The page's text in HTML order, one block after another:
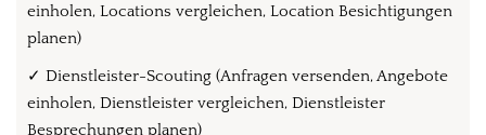
einholen, Locations vergleichen, Location Besichtigungen
planen)
✓ Dienstleister-Scouting (Anfragen versenden, Angebote
einholen, Dienstleister vergleichen, Dienstleister
Besprechungen planen)